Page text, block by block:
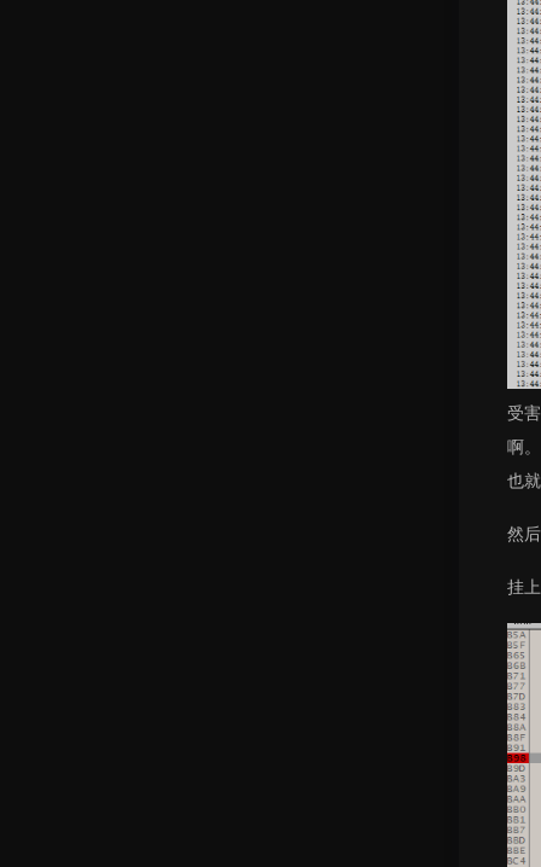
受
啊
也
然
挂